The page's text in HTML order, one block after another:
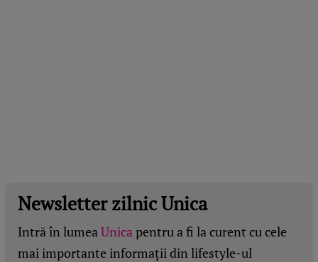
Newsletter zilnic Unica
Intră în lumeaUnicapentru a fi la curent cu cele
mai importante informații din lifestyle-ul